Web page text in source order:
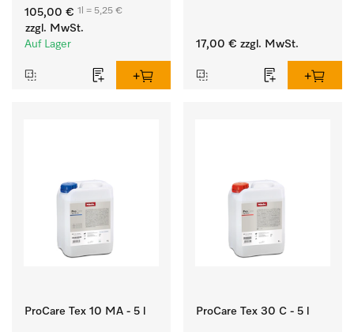
Entfernung von
hartnäckigen Flecken.
105,00 € 1l = 5,25 €
zzgl. MwSt.
Auf Lager
17,00 € zzgl. MwSt.
ProCare Tex 10 MA - 5 l ProCare Tex 30 C - 5 l